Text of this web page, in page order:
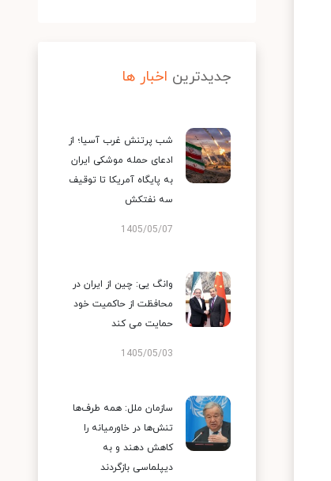
جدیدترین اخبار ها
شب پرتنش غرب آسیا؛ از
ادعای حمله موشکی ایران
به پایگاه آمریکا تا توقیف
سه نفتکش
1405/05/07
وانگ یی: چین از ایران در
محافظت از حاکمیت خود
حمایت می کند
1405/05/03
سازمان ملل: همه طرف‌ها
تنش‌ها در خاورمیانه را
کاهش دهند و به
دیپلماسی بازگردند